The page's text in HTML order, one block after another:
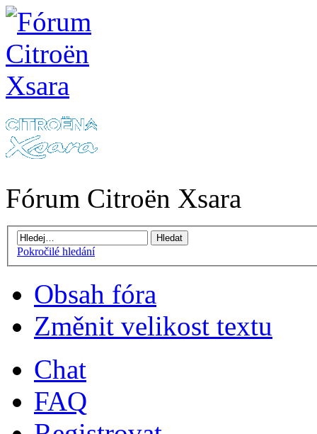
Fórum Citroën Xsara
Pokročilé hledání
Obsah fóra
Změnit velikost textu
Chat
FAQ